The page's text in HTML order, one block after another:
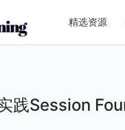
精选资源
践Session